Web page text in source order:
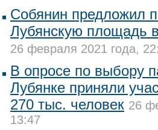
Собянин предложил
Лубянскую площадь
26 февраля 2021 года,
В опросе по выбору
Лубянке приняли
270 тыс. человек 26
13:47